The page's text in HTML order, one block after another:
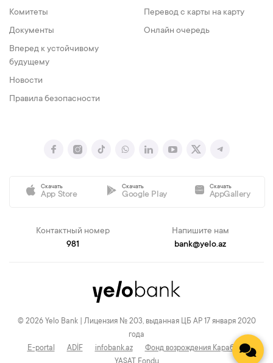
Комитеты
Документы
Вперед к устойчивому
будущему
Новости
Правила безопасности
Перевод с карты на карту
Онлайн очередь
Скачать
App Store
Скачать
Google Play
Скачать
AppGallery
Контактный номер
981
Напишите нам
bank@yelo.az
© 2026 Yelo Bank | Лицензия № 203, выданная ЦБ АР 17 января 2020
года
E-portal
ADİF infobank.az
Фонд возрождения Карабаха